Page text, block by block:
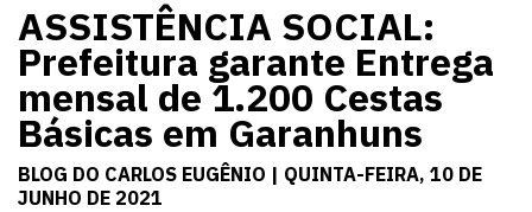
ASSISTÊNCIA SOCIAL:
Prefeitura garante Entrega
mensal de 1.200 Cestas
Básicas em Garanhuns
BLOG DO CARLOS EUGÊNIO | QUINTA-FEIRA, 10 DE
JUNHO DE 2021